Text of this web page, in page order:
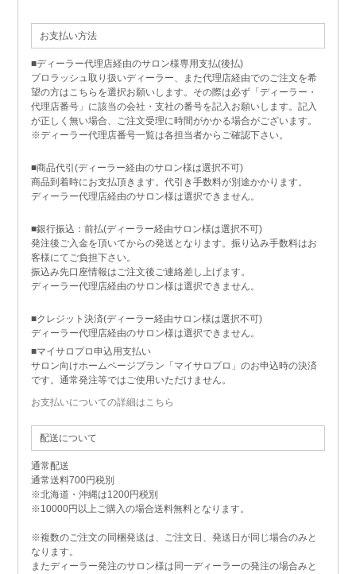
お支払い方法
■ディーラー代理店経由のサロン様専用支払(後払)
プロラッシュ取り扱いディーラー、また代理店経由でのご注文を希
望の方はこちらを選択お願いします。その際は必ず「ディーラー・
代理店番号」に該当の会社・支社の番号を記入お願いします。記入
が正しく無い場合、ご注文受理に時間がかかる場合がございます。
※ディーラー代理店番号一覧は各担当者からご確認下さい。
■商品代引(ディーラー経由のサロン様は選択不可)
商品到着時にお支払頂きます。代引き手数料が別途かかります。
ディーラー代理店経由のサロン様は選択できません。
■銀行振込：前払(ディーラー経由サロン様は選択不可)
発注後ご入金を頂いてからの発送となります。振り込み手数料はお
客様にてご負担下さい。
振込み先口座情報はご注文後ご連絡差し上げます。
ディーラー代理店経由のサロン様は選択できません。
■クレジット決済(ディーラー経由サロン様は選択不可)
ディーラー代理店経由のサロン様は選択できません。
■マイサロプロ申込用支払い
サロン向けホームページプラン「マイサロプロ」のお申込時の決済
です。通常発注等ではご使用いただけません。
お支払いについての詳細はこちら
配送について
通常配送
通常送料700円税別
※北海道・沖縄は1200円税別
※10000円以上ご購入の場合送料無料となります。
※複数のご注文の同梱発送は、ご注文日、発送日が同じ場合のみと
なります。
またディーラー発注のサロン様は同一ディーラーの発注の場合みと